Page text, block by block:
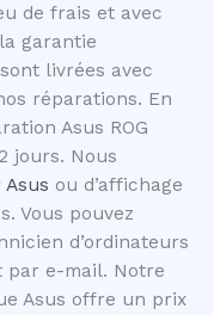
de frais et avec
garantie
livrées avec
réparations. En
Asus ROG
jours. Nous
ou d’affichage
Vous pouvez
d’ordinateurs
par e-mail. Notre
Asus offre un prix